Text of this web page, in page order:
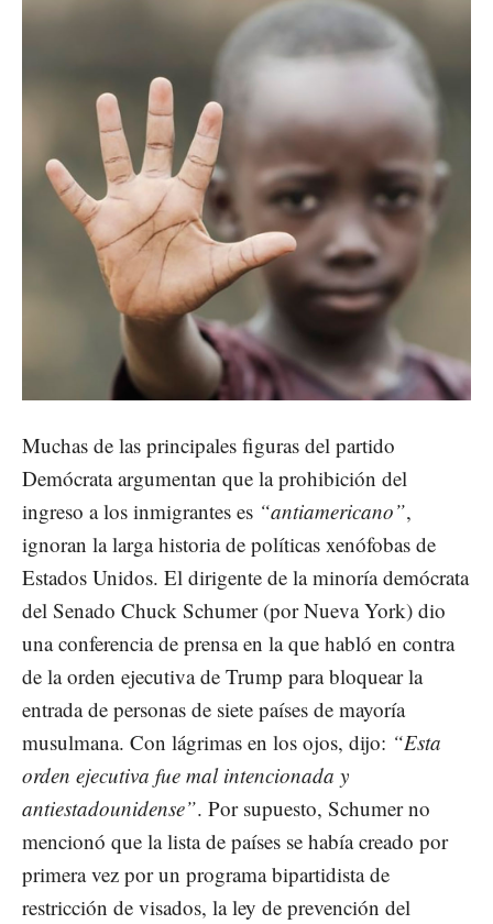
Muchas de las principales figuras del partido
Demócrata argumentan que la prohibición del
ingreso a los inmigrantes es “antiamericano”,
ignoran la larga historia de políticas xenófobas de
Estados Unidos. El dirigente de la minoría demócrata
del Senado Chuck Schumer (por Nueva York) dio
una conferencia de prensa en la que habló en contra
de la orden ejecutiva de Trump para bloquear la
entrada de personas de siete países de mayoría
musulmana. Con lágrimas en los ojos, dijo: “Esta
orden ejecutiva fue mal intencionada y
antiestadounidense”. Por supuesto, Schumer no
mencionó que la lista de países se había creado por
primera vez por un programa bipartidista de
restricción de visados, la ley de prevención del